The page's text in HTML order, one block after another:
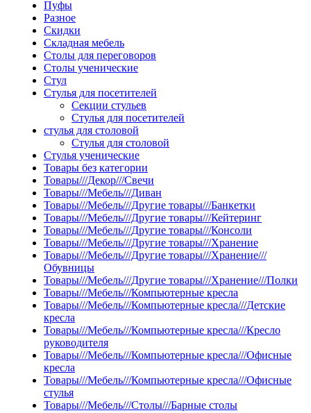
Пуфы
Разное
Скидки
Складная мебель
Столы для переговоров
Столы ученические
Стул
Стулья для посетителей
Секции стульев
Стулья для посетителей
стулья для столовой
Стулья для столовой
Стулья ученические
Товары без категории
Товары///Декор///Свечи
Товары///Мебель///Диван
Товары///Мебель///Другие товары///Банкетки
Товары///Мебель///Другие товары///Кейтеринг
Товары///Мебель///Другие товары///Консоли
Товары///Мебель///Другие товары///Хранение
Товары///Мебель///Другие товары///Хранение///
Обувницы
Товары///Мебель///Другие товары///Хранение///Полки
Товары///Мебель///Компьютерные кресла
Товары///Мебель///Компьютерные кресла///Детские
кресла
Товары///Мебель///Компьютерные кресла///Кресло
руководителя
Товары///Мебель///Компьютерные кресла///Офисные
кресла
Товары///Мебель///Компьютерные кресла///Офисные
стулья
Товары///Мебель///Столы///Барные столы